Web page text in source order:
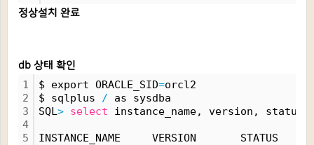
정상설치 완료
db 상태 확인
1
2
3
4
5
$ export ORACLE_SID=orcl2
$ sqlplus / as sysdba
SQL> select instance_name, version, status
INSTANCE_NAME     VERSION       STATUS